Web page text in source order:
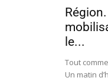
le...
Tout
Un matin